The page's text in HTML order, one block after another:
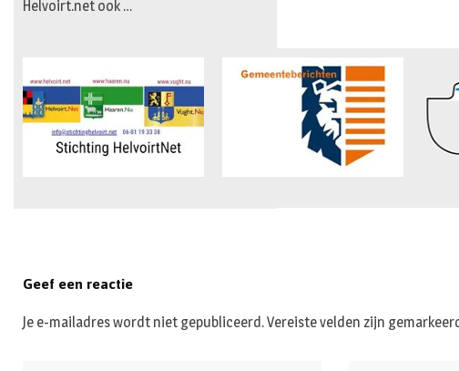
Helvoirt.net ook …
Geef een reactie
Je e-mailadres wordt niet gepubliceerd.Vereiste velden zijn